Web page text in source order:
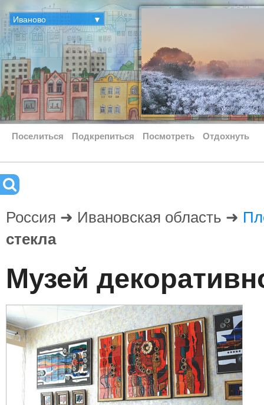
Иваново ▼
Поселиться Подкрепиться Посмотреть Отдохнуть
Россия ➜ Ивановская область ➜
стекла
Музей